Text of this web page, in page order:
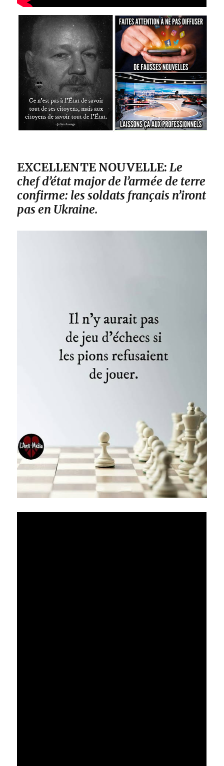
EXCELLENTE NOUVELLE:Le
chef d’état major de l’armée de terre
confirme: les soldats français n’iront
pas en Ukraine.